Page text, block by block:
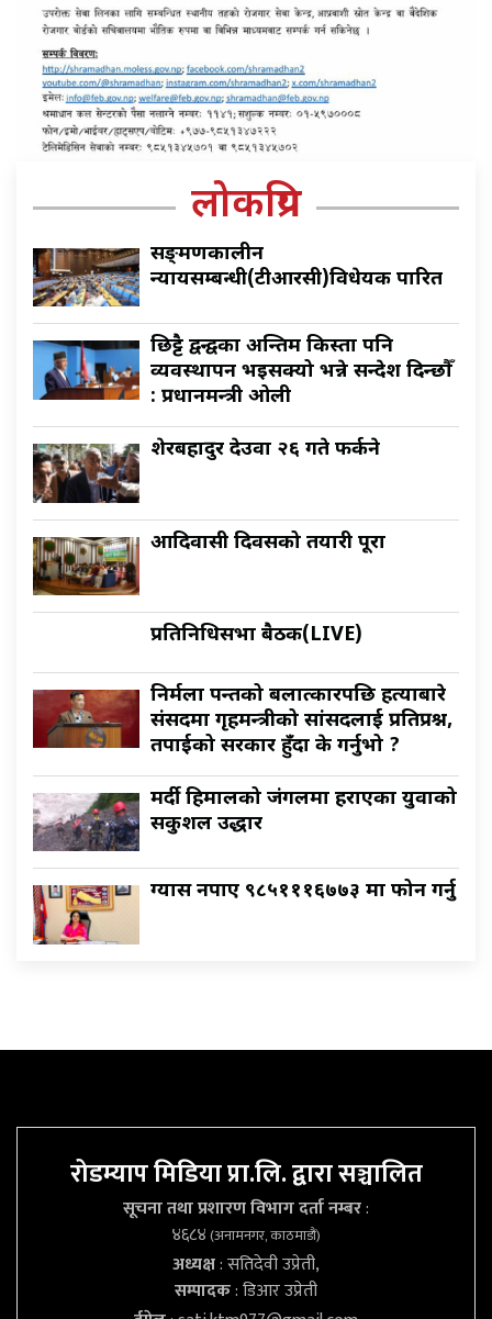
लोकप्रिय
सङ्क्रमणकालीन
न्यायसम्बन्धी(टीआरसी)विधेयक पारित
छिट्टै द्वन्द्वका अन्तिम किस्ता पनि
व्यवस्थापन भइसक्यो भन्ने सन्देश दिन्छौँ
: प्रधानमन्त्री ओली
शेरबहादुर देउवा २६ गते फर्कने
आदिवासी दिवसको तयारी पूरा
प्रतिनिधिसभा बैठक(LIVE)
निर्मला पन्तको बलात्कारपछि हत्याबारे
संसदमा गृहमन्त्रीको सांसदलाई प्रतिप्रश्न,
तपाईको सरकार हुँदा के गर्नुभो ?
मर्दी हिमालको जंगलमा हराएका युवाको
सकुशल उद्धार
ग्यास नपाए ९८५१११६७७३ मा फोन गर्नु
रोडम्याप मिडिया प्रा.लि. द्वारा सञ्चालित
सूचना तथा प्रशारण विभाग दर्ता नम्बर:
४६८४(अनामनगर, काठमाडौं)
अध्यक्ष: सतिदेवी उप्रेती,
सम्पादक: डिआर उप्रेती